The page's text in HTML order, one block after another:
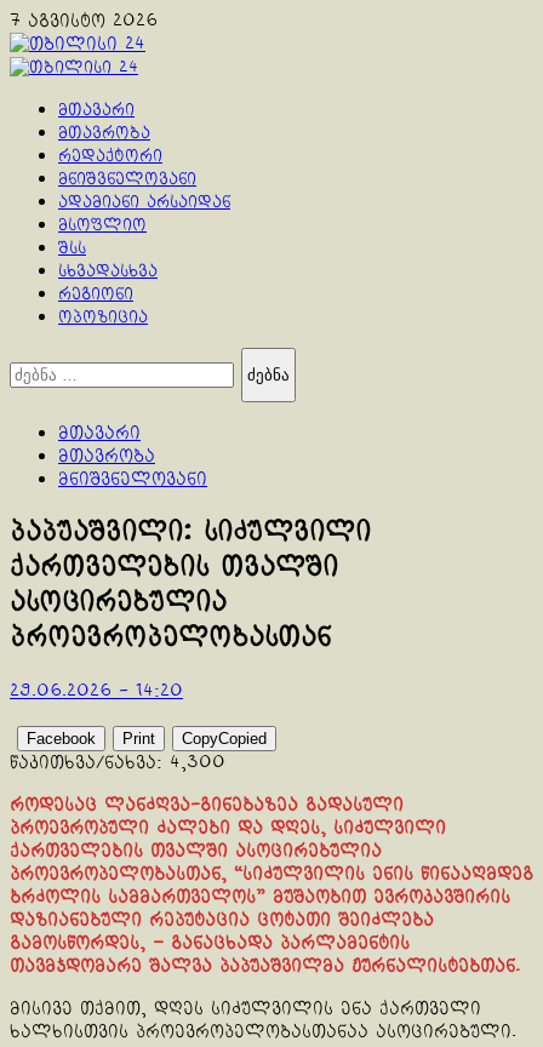
Skip
to
content
7 აგვისტო 2026
Primary
მთავარი
მთავრობა
რედაქტორი
მნიშვნელოვანი
ადამიანი არსაიდან
მსოფლიო
შსს
სხვადასხვა
რეგიონი
ოპოზიცია
ძებნა:
მთავარი
მთავრობა
მნიშვნელოვანი
პაპუაშვილი: სიძულვილი
ქართველების თვალში
ასოცირებულია
პროევროპელობასთან
29.06.2026 - 14:20
Facebook Print CopyCopied
წაკითხვა/ნახვა: 4,300
როდესაც ლანძღვა-გინებაზეა გადასული
პროევროპული ძალები და დღეს, სიძულვილი
ქართველების თვალში ასოცირებულია
პროევროპელობასთან, “სიძულვილის ენის წინააღმდეგ
ბრძოლის სამმართველოს” მუშაობით ევროკავშირის
დაზიანებული რეპუტაცია ცოტათი შეიძლება
გამოსწორდეს, – განაცხადა პარლამენტის
თავმჯდომარე შალვა პაპუაშვილმა ჟურნალისტებთან.
მისივე თქმით, დღეს სიძულვილის ენა ქართველი
ხალხისთვის პროევროპელობასთანაა ასოცირებული.